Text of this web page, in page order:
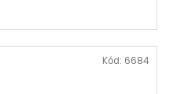
Kód: 6684